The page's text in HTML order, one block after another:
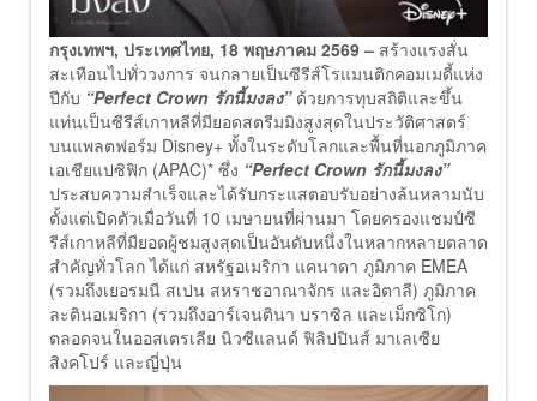
กรุงเทพฯ, ประเทศไทย, 18 พฤษภาคม 2569 – สร้างแรงสั่น
สะเทือนไปทั่ววงการ จนกลายเป็นซีรีส์โรแมนติกคอมเมดี้แห่ง
ปีกับ “Perfect Crown รักนี้มงลง” ด้วยการทุบสถิติและขึ้น
แท่นเป็นซีรีส์เกาหลีที่มียอดสตรีมมิงสูงสุดในประวัติศาสตร์
บนแพลตฟอร์ม Disney+ ทั้งในระดับโลกและพื้นที่นอกภูมิภาค
เอเชียแปซิฟิก (APAC)* ซึ่ง “Perfect Crown รักนี้มงลง”
ประสบความสำเร็จและได้รับกระแสตอบรับอย่างล้นหลามนับ
ตั้งแต่เปิดตัวเมื่อวันที่ 10 เมษายนที่ผ่านมา โดยครองแชมป์ซี
รีส์เกาหลีที่มียอดผู้ชมสูงสุดเป็นอันดับหนึ่งในหลากหลายตลาด
สำคัญทั่วโลก ได้แก่ สหรัฐอเมริกา แคนาดา ภูมิภาค EMEA
(รวมถึงเยอรมนี สเปน สหราชอาณาจักร และอิตาลี) ภูมิภาค
ละตินอเมริกา (รวมถึงอาร์เจนตินา บราซิล และเม็กซิโก)
ตลอดจนในออสเตรเลีย นิวซีแลนด์ ฟิลิปปินส์ มาเลเซีย
สิงคโปร์ และญี่ปุ่น